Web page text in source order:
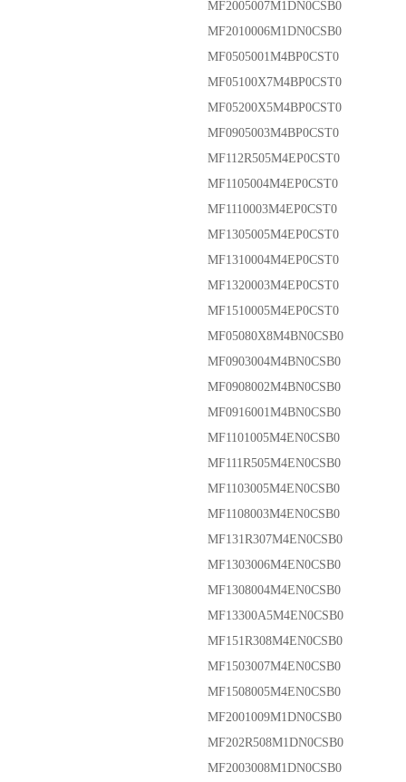
MF2005007M1DN0CSB0
MF2010006M1DN0CSB0
MF0505001M4BP0CST0
MF05100X7M4BP0CST0
MF05200X5M4BP0CST0
MF0905003M4BP0CST0
MF112R505M4EP0CST0
MF1105004M4EP0CST0
MF1110003M4EP0CST0
MF1305005M4EP0CST0
MF1310004M4EP0CST0
MF1320003M4EP0CST0
MF1510005M4EP0CST0
MF05080X8M4BN0CSB0
MF0903004M4BN0CSB0
MF0908002M4BN0CSB0
MF0916001M4BN0CSB0
MF1101005M4EN0CSB0
MF111R505M4EN0CSB0
MF1103005M4EN0CSB0
MF1108003M4EN0CSB0
MF131R307M4EN0CSB0
MF1303006M4EN0CSB0
MF1308004M4EN0CSB0
MF13300A5M4EN0CSB0
MF151R308M4EN0CSB0
MF1503007M4EN0CSB0
MF1508005M4EN0CSB0
MF2001009M1DN0CSB0
MF202R508M1DN0CSB0
MF2003008M1DN0CSB0